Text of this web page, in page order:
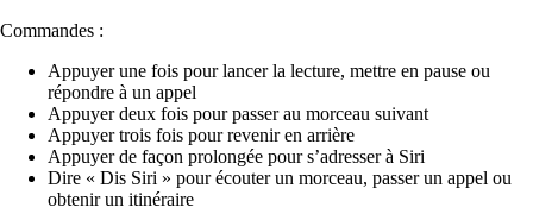
Commandes :
Appuyer une fois pour lancer la lecture, mettre en pause ou
répondre à un appel
Appuyer deux fois pour passer au morceau suivant
Appuyer trois fois pour revenir en arrière
Appuyer de façon prolongée pour s’adresser à Siri
Dire « Dis Siri » pour écouter un morceau, passer un appel ou
obtenir un itinéraire